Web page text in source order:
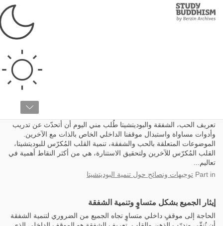
Study
Buddhism
تعريف الحب، الشفقة والبوديتشيتا طُلب مني اليوم أن أتحدّث عن تدريب
وأدوات مساواة واستبدال موقفنا الداخلي الخاص بالذات مع الآخرين.
الموضوعات المتعلقة بالحب والشفقة، تنمية القلب المُكرّس للبوديتشيتا،
القلب المُكرّس للآخرين ولتحقيق الاستنارة، هي من أكثر النقاط أهمية في
تعاليم...
Part in توجيهات ونصائح حول تنمية البوديتشيتا
إيثار الجميع بشكل متساوٍ وتنمية الشفقة
الحاجة إلى موقفٍ داخلي متساوٍ تجاه الجميع من الضروري لتنمية الشفقة